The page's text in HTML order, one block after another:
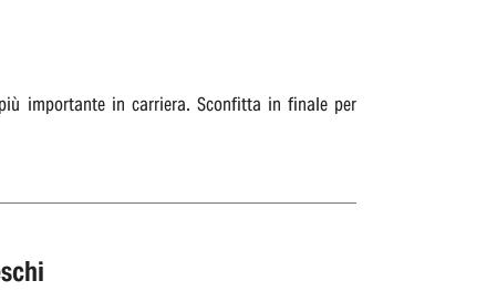
importante in carriera. Sconfitta in finale per